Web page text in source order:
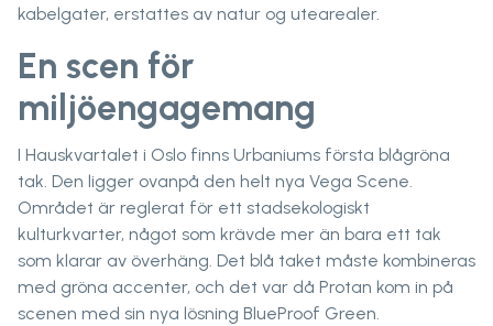
kabelgater, erstattes av natur og utearealer.
En scen för
miljöengagemang
I Hauskvartalet i Oslo finns Urbaniums första blågröna
tak. Den ligger ovanpå den helt nya Vega Scene.
Området är reglerat för ett stadsekologiskt
kulturkvarter, något som krävde mer än bara ett tak
som klarar av överhäng. Det blå taket måste kombineras
med gröna accenter, och det var då Protan kom in på
scenen med sin nya lösning BlueProof Green.